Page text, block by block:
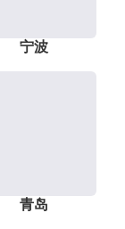
宁波
青岛